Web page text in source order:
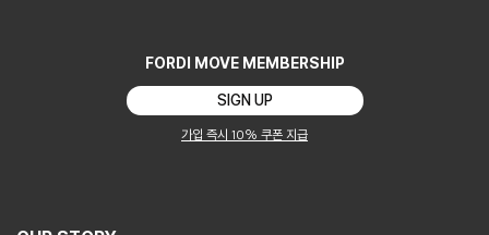
FORDI MOVE MEMBERSHIP
SIGN UP
가입 즉시 10% 쿠폰 지급